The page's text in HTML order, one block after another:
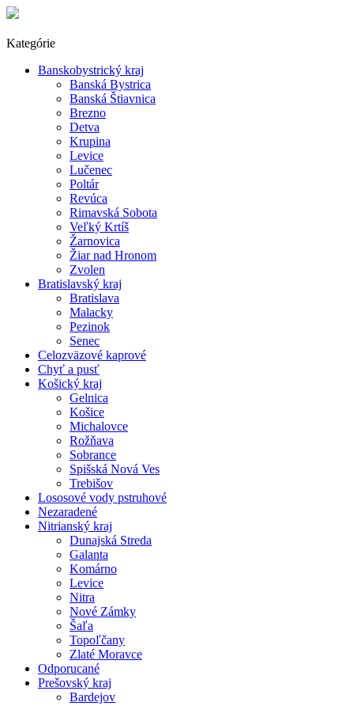
Kategórie
Banskobystrický kraj
Banská Bystrica
Banská Štiavnica
Brezno
Detva
Krupina
Levice
Lučenec
Poltár
Revúca
Rimavská Sobota
Veľký Krtíš
Žarnovica
Žiar nad Hronom
Zvolen
Bratislavský kraj
Bratislava
Malacky
Pezinok
Senec
Celozväzové kaprové
Chyť a pusť
Košický kraj
Gelnica
Košice
Michalovce
Rožňava
Sobrance
Spišská Nová Ves
Trebišov
Lososové vody pstruhové
Nezaradené
Nitrianský kraj
Dunajská Streda
Galanta
Komárno
Levice
Nitra
Nové Zámky
Šaľa
Topoľčany
Zlaté Moravce
Odporucané
Prešovský kraj
Bardejov